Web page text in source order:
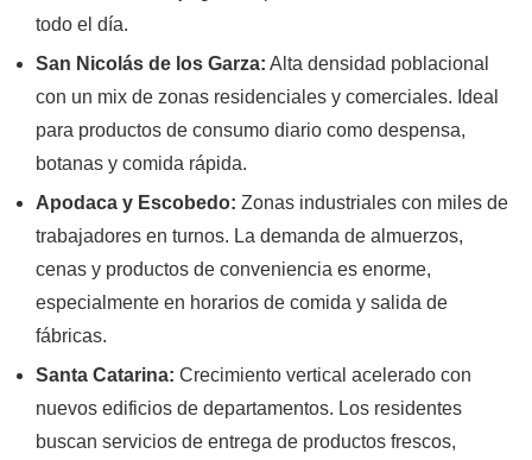
todo el día.
San Nicolás de los Garza: Alta densidad poblacional
con un mix de zonas residenciales y comerciales. Ideal
para productos de consumo diario como despensa,
botanas y comida rápida.
Apodaca y Escobedo: Zonas industriales con miles de
trabajadores en turnos. La demanda de almuerzos,
cenas y productos de conveniencia es enorme,
especialmente en horarios de comida y salida de
fábricas.
Santa Catarina: Crecimiento vertical acelerado con
nuevos edificios de departamentos. Los residentes
buscan servicios de entrega de productos frescos,